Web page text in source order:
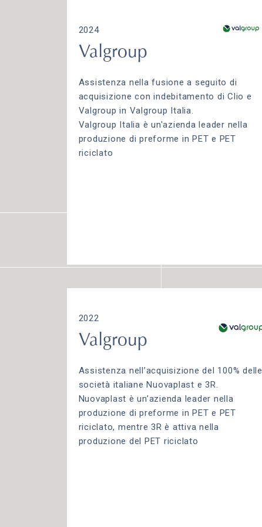
2024
Valgroup
Assistenza nella fusione a seguito di
acquisizione con indebitamento di Clio e
Valgroup in Valgroup Italia.
Valgroup Italia è un'azienda leader nella
produzione di preforme in PET e PET
riciclato
2022
Valgroup
Assistenza nell’acquisizione del 100% delle
società italiane Nuovaplast e 3R.
Nuovaplast è un’azienda leader nella
produzione di preforme in PET e PET
riciclato, mentre 3R è attiva nella
produzione del PET riciclato